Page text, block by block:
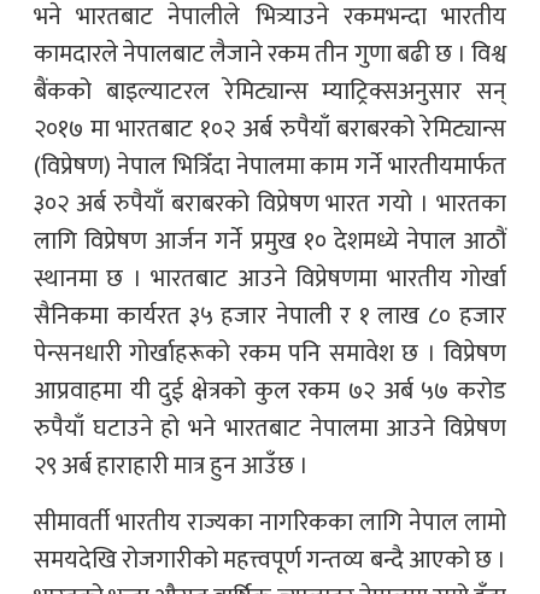
भने भारतबाट नेपालीले भित्र्याउने रकमभन्दा भारतीय
कामदारले नेपालबाट लैजाने रकम तीन गुणा बढी छ । विश्व
बैंकको बाइल्याटरल रेमिट्यान्स म्याट्रिक्सअनुसार सन्
२०१७ मा भारतबाट १०२ अर्ब रुपैयाँ बराबरको रेमिट्यान्स
(विप्रेषण) नेपाल भित्रिँदा नेपालमा काम गर्ने भारतीयमार्फत
३०२ अर्ब रुपैयाँ बराबरको विप्रेषण भारत गयो । भारतका
लागि विप्रेषण आर्जन गर्ने प्रमुख १० देशमध्ये नेपाल आठौं
स्थानमा छ । भारतबाट आउने विप्रेषणमा भारतीय गोर्खा
सैनिकमा कार्यरत ३५ हजार नेपाली र १ लाख ८० हजार
पेन्सनधारी गोर्खाहरूको रकम पनि समावेश छ । विप्रेषण
आप्रवाहमा यी दुई क्षेत्रको कुल रकम ७२ अर्ब ५७ करोड
रुपैयाँ घटाउने हो भने भारतबाट नेपालमा आउने विप्रेषण
२९ अर्ब हाराहारी मात्र हुन आउँछ ।
सीमावर्ती भारतीय राज्यका नागरिकका लागि नेपाल लामो
समयदेखि रोजगारीको महत्त्वपूर्ण गन्तव्य बन्दै आएको छ ।